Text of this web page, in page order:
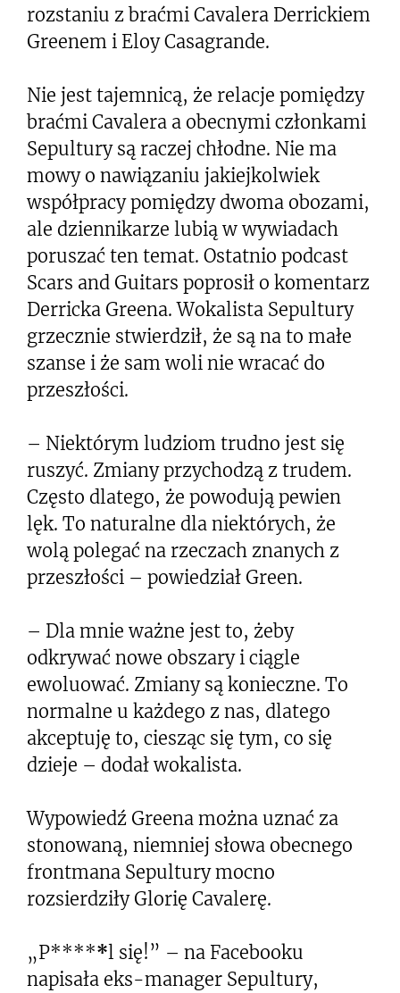
rozstaniu z braćmi Cavalera Derrickiem
Greenem i Eloy Casagrande.
Nie jest tajemnicą, że relacje pomiędzy
braćmi Cavalera a obecnymi członkami
Sepultury są raczej chłodne. Nie ma
mowy o nawiązaniu jakiejkolwiek
współpracy pomiędzy dwoma obozami,
ale dziennikarze lubią w wywiadach
poruszać ten temat. Ostatnio podcast
Scars and Guitars poprosił o komentarz
Derricka Greena. Wokalista Sepultury
grzecznie stwierdził, że są na to małe
szanse i że sam woli nie wracać do
przeszłości.
– Niektórym ludziom trudno jest się
ruszyć. Zmiany przychodzą z trudem.
Często dlatego, że powodują pewien
lęk. To naturalne dla niektórych, że
wolą polegać na rzeczach znanych z
przeszłości – powiedział Green.
– Dla mnie ważne jest to, żeby
odkrywać nowe obszary i ciągle
ewoluować. Zmiany są konieczne. To
normalne u każdego z nas, dlatego
akceptuję to, ciesząc się tym, co się
dzieje – dodał wokalista.
Wypowiedź Greena można uznać za
stonowaną, niemniej słowa obecnego
frontmana Sepultury mocno
rozsierdziły Glorię Cavalerę.
„P*****l się!” – na Facebooku
napisała eks-manager Sepultury,